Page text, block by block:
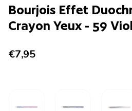
Bourjois Effet
Crayon Yeux - 59
Prix normal
€7,95